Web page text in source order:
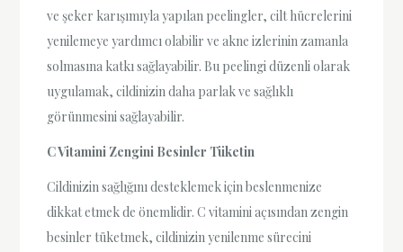
ve şeker karışımıyla yapılan peelingler, cilt hücrelerini
yenilemeye yardımcı olabilir ve akne izlerinin zamanla
solmasına katkı sağlayabilir. Bu peelingi düzenli olarak
uygulamak, cildinizin daha parlak ve sağlıklı
görünmesini sağlayabilir.
C Vitamini Zengini Besinler Tüketin
Cildinizin sağlığını desteklemek için beslenmenize
dikkat etmek de önemlidir. C vitamini açısından zengin
besinler tüketmek, cildinizin yenilenme sürecini